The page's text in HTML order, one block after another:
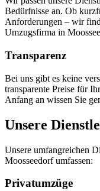
Bedürfnisse an. Ob
Anforderungen – wir
Umzugsfirma in
Transparenz
Bei uns gibt es keine
transparente Preise für
Anfang an wissen Sie
Unsere
Unsere umfangreichen
Moosseedorf umfassen:
Privatumzüge